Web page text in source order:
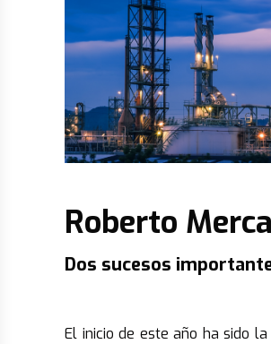
Roberto
Dos sucesos
El inicio de este año ha sido